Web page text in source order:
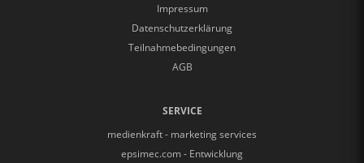
Impressum
Datenschutzerklärung
Teilnahmebedingungen
AGB
SERVICE
medienkraft - marketing services
epsimec.com - Entwicklung